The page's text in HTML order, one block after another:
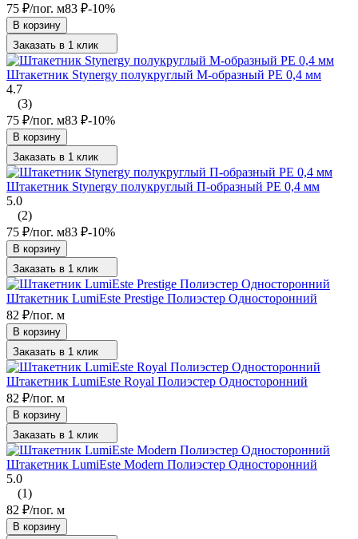
75 ₽/пог. м83 ₽-10%
В корзину
Заказать в 1 клик
Штакетник Stynergy полукруглый М-образный PE 0,4 мм
4.7
(3)
75 ₽/пог. м83 ₽-10%
В корзину
Заказать в 1 клик
Штакетник Stynergy полукруглый П-образный PE 0,4 мм
5.0
(2)
75 ₽/пог. м83 ₽-10%
В корзину
Заказать в 1 клик
Штакетник LumiEste Prestige Полиэстер Односторонний
82 ₽/пог. м
В корзину
Заказать в 1 клик
Штакетник LumiEste Royal Полиэстер Односторонний
82 ₽/пог. м
В корзину
Заказать в 1 клик
Штакетник LumiEste Modern Полиэстер Односторонний
5.0
(1)
82 ₽/пог. м
В корзину